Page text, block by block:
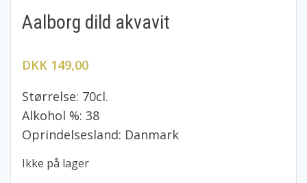
Aalborg dild akvavit
DKK 149,00
Størrelse: 70cl.
Alkohol %: 38
Oprindelsesland: Danmark
Ikke på lager